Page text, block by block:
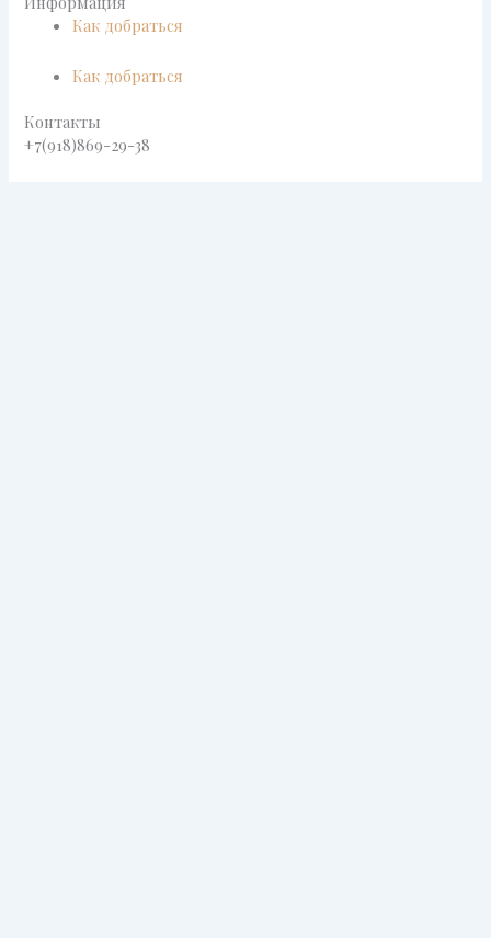
Как добраться
Как добраться
Контакты
+7(918)869-29-38